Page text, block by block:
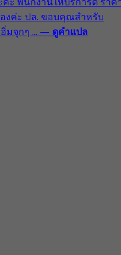
งค่ะ ปล. ขอบคุณสำหรับ
มจุกๆ ...—ดูคำแปล